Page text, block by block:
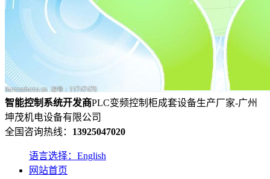
智能控制系统开发商PLC变频控制柜成套设备生产厂家-广州
坤茂机电设备有限公司
全国咨询热线： 13925047020
语言选择：English
网站首页